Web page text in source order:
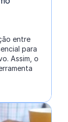
entre
para
Assim, o